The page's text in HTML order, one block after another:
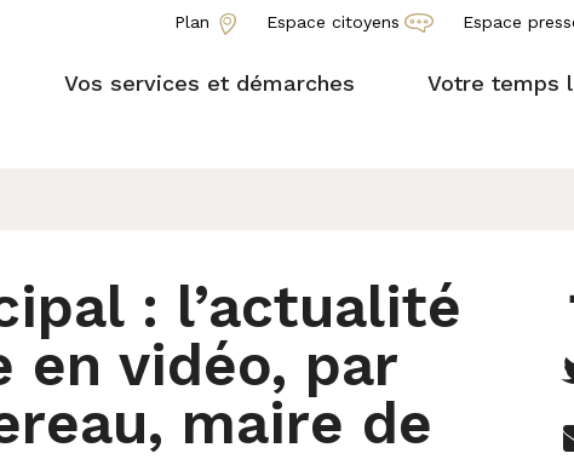
Plan Espace citoyens Espace
Vos services et démarches Votre temps
: l’actualité
en vidéo, par
maire de